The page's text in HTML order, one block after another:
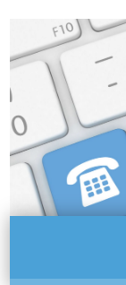
Τμηματα
Τμήμα
Τμήμα
Υγείας
Τμήμα
Τμήμα
Νεα
Επικοινωνια